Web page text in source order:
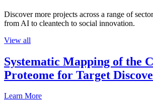
Discover more projects across a range of
from AI to cleantech to social innovation.
View all
Systematic Mapping of the
Proteome for Target
Learn More